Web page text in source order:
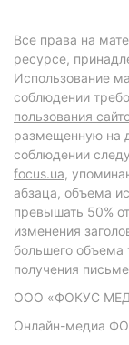
Все права на
ресурсе,
Использование
соблюдении
пользования
размещенную на
соблюдении
focus.ua,
абзаца, объема
превышать 50%
изменения
большего объема
получения
ООО «ФОКУС
Онлайн-медиа